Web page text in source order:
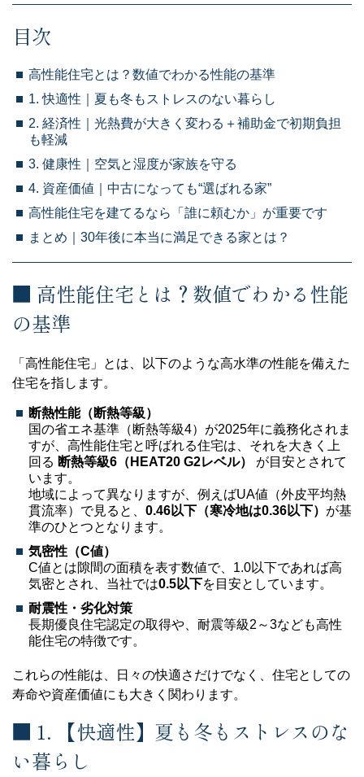
目次
高性能住宅とは？数値でわかる性能の基準
1. 快適性｜夏も冬もストレスのない暮らし
2. 経済性｜光熱費が大きく変わる＋補助金で初期負担
も軽減
3. 健康性｜空気と湿度が家族を守る
4. 資産価値｜中古になっても“選ばれる家”
高性能住宅を建てるなら「誰に頼むか」が重要です
まとめ｜30年後に本当に満足できる家とは？
■ 高性能住宅とは？数値でわかる性能
の基準
「高性能住宅」とは、以下のような高水準の性能を備えた
住宅を指します。
断熱性能（断熱等級）
国の省エネ基準（断熱等級4）が2025年に義務化されま
すが、高性能住宅と呼ばれる住宅は、それを大きく上
回る 断熱等級6（HEAT20 G2レベル）
が目安とされて
います。
地域によって異なりますが、例えばUA値（外皮平均熱
貫流率）で見ると、 0.46以下（寒冷地は0.36以下） が基
準のひとつとなります。
気密性（C値）
C値とは隙間の面積を表す数値で、1.0以下であれば高
気密とされ、当社では0.5以下を目安としています。
耐震性・劣化対策
長期優良住宅認定の取得や、耐震等級2～3なども高性
能住宅の特徴です。
これらの性能は、日々の快適さだけでなく、住宅としての
寿命や資産価値にも大きく関わります。
■ 1. 【快適性】夏も冬もストレスのな
い暮らし